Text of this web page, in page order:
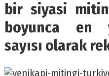
bir siyasi
boyunca en
sayısı olarak